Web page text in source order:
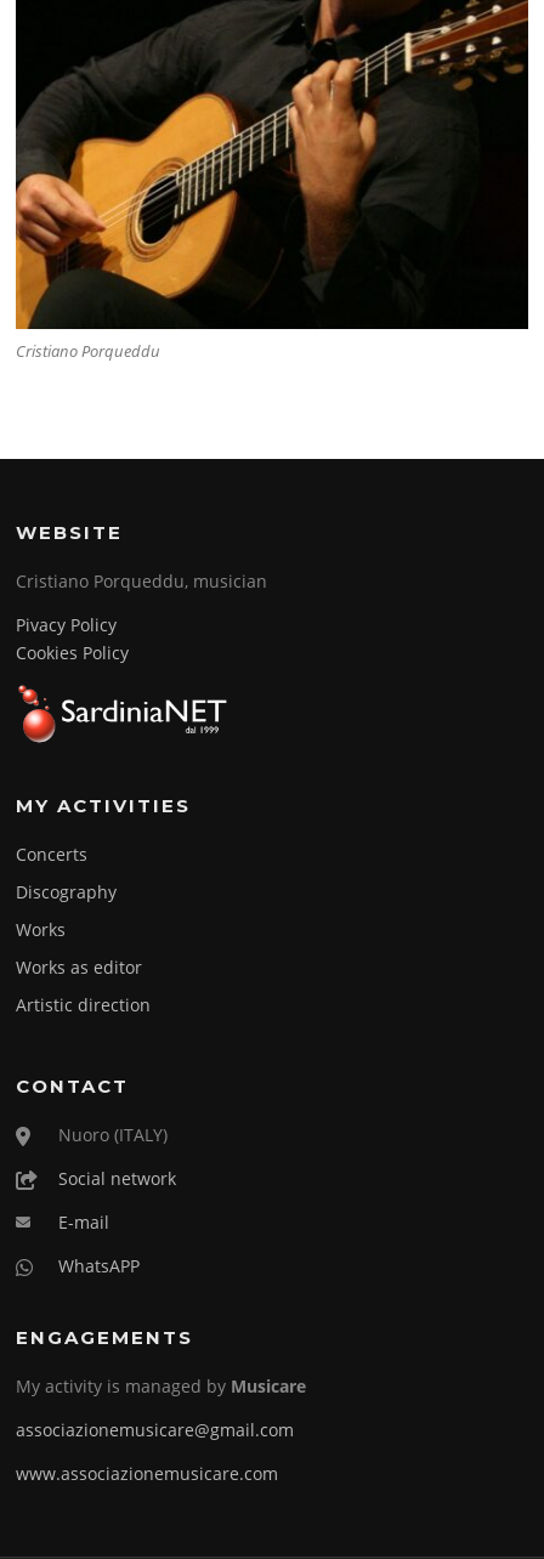
Cristiano Porqueddu
WEBSITE
Cristiano Porqueddu, musician
Pivacy Policy
Cookies Policy
MY ACTIVITIES
Concerts
Discography
Works
Works as editor
Artistic direction
CONTACT
Nuoro (ITALY)
Social network
E-mail
WhatsAPP
ENGAGEMENTS
My activity is managed by Musicare
associazionemusicare@gmail.com
www.associazionemusicare.com